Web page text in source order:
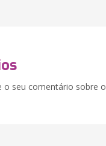
o seu comentário sobre